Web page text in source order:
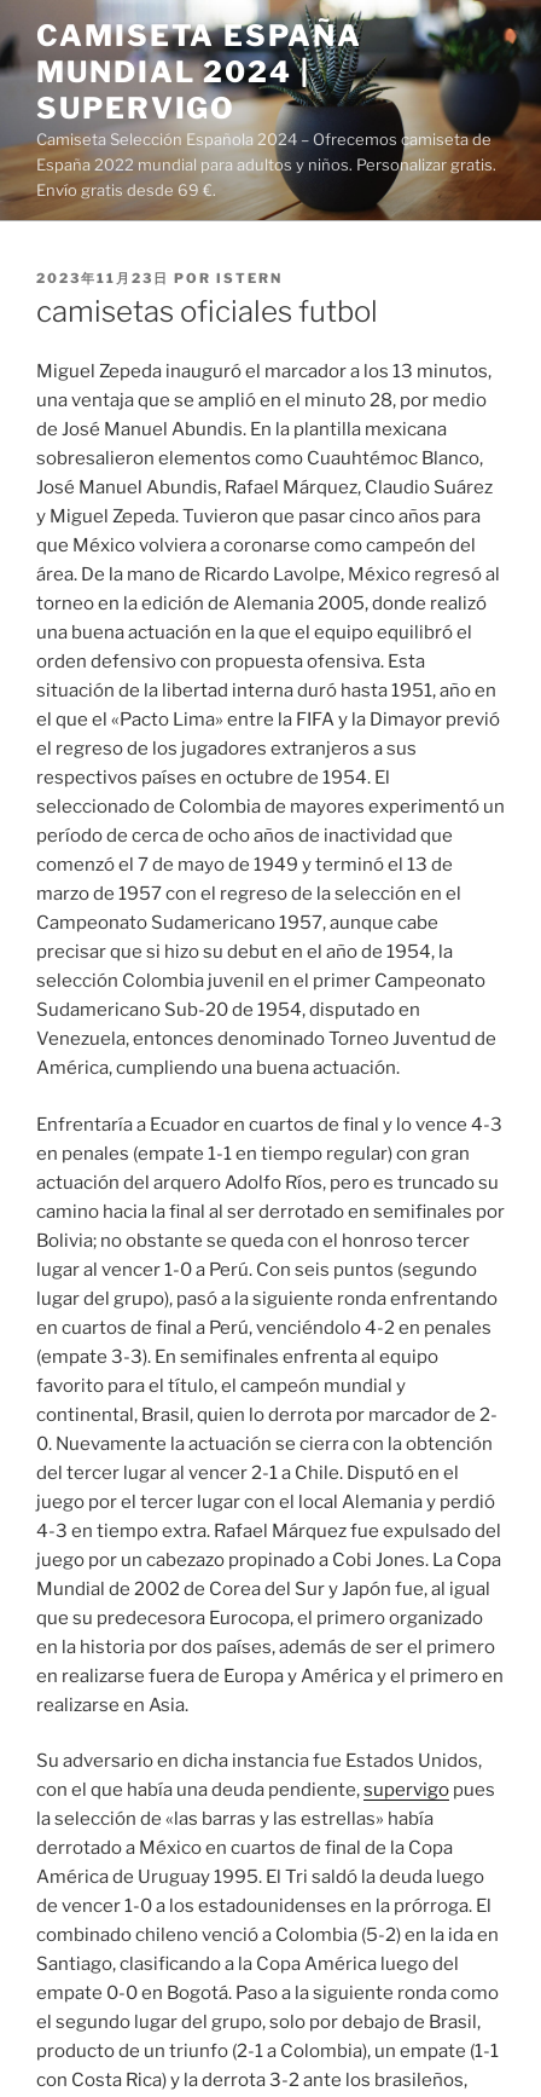
al
contenido
CAMISETA ESPAÑA
MUNDIAL 2024 |
SUPERVIGO
Camiseta Selección Española 2024 – Ofrecemos camiseta de
España 2022 mundial para adultos y niños. Personalizar gratis.
Envío gratis desde 69 €.
PUBLICADO
2023年11月23日 POR ISTERN
camisetas oficiales futbol
Miguel Zepeda inauguró el marcador a los 13 minutos,
una ventaja que se amplió en el minuto 28, por medio
de José Manuel Abundis. En la plantilla mexicana
sobresalieron elementos como Cuauhtémoc Blanco,
José Manuel Abundis, Rafael Márquez, Claudio Suárez
y Miguel Zepeda. Tuvieron que pasar cinco años para
que México volviera a coronarse como campeón del
área. De la mano de Ricardo Lavolpe, México regresó al
torneo en la edición de Alemania 2005, donde realizó
una buena actuación en la que el equipo equilibró el
orden defensivo con propuesta ofensiva. Esta
situación de la libertad interna duró hasta 1951, año en
el que el «Pacto Lima» entre la FIFA y la Dimayor previó
el regreso de los jugadores extranjeros a sus
respectivos países en octubre de 1954. El
seleccionado de Colombia de mayores experimentó un
período de cerca de ocho años de inactividad que
comenzó el 7 de mayo de 1949 y terminó el 13 de
marzo de 1957 con el regreso de la selección en el
Campeonato Sudamericano 1957, aunque cabe
precisar que si hizo su debut en el año de 1954, la
selección Colombia juvenil en el primer Campeonato
Sudamericano Sub-20 de 1954, disputado en
Venezuela, entonces denominado Torneo Juventud de
América, cumpliendo una buena actuación.
Enfrentaría a Ecuador en cuartos de final y lo vence 4-3
en penales (empate 1-1 en tiempo regular) con gran
actuación del arquero Adolfo Ríos, pero es truncado su
camino hacia la final al ser derrotado en semifinales por
Bolivia; no obstante se queda con el honroso tercer
lugar al vencer 1-0 a Perú. Con seis puntos (segundo
lugar del grupo), pasó a la siguiente ronda enfrentando
en cuartos de final a Perú, venciéndolo 4-2 en penales
(empate 3-3). En semifinales enfrenta al equipo
favorito para el título, el campeón mundial y
continental, Brasil, quien lo derrota por marcador de 2-
0. Nuevamente la actuación se cierra con la obtención
del tercer lugar al vencer 2-1 a Chile. Disputó en el
juego por el tercer lugar con el local Alemania y perdió
4-3 en tiempo extra. Rafael Márquez fue expulsado del
juego por un cabezazo propinado a Cobi Jones. La Copa
Mundial de 2002 de Corea del Sur y Japón fue, al igual
que su predecesora Eurocopa, el primero organizado
en la historia por dos países, además de ser el primero
en realizarse fuera de Europa y América y el primero en
realizarse en Asia.
Su adversario en dicha instancia fue Estados Unidos,
con el que había una deuda pendiente,supervigo pues
la selección de «las barras y las estrellas» había
derrotado a México en cuartos de final de la Copa
América de Uruguay 1995. El Tri saldó la deuda luego
de vencer 1-0 a los estadounidenses en la prórroga. El
combinado chileno venció a Colombia (5-2) en la ida en
Santiago, clasificando a la Copa América luego del
empate 0-0 en Bogotá. Paso a la siguiente ronda como
el segundo lugar del grupo, solo por debajo de Brasil,
producto de un triunfo (2-1 a Colombia), un empate (1-1
con Costa Rica) y la derrota 3-2 ante los brasileños,